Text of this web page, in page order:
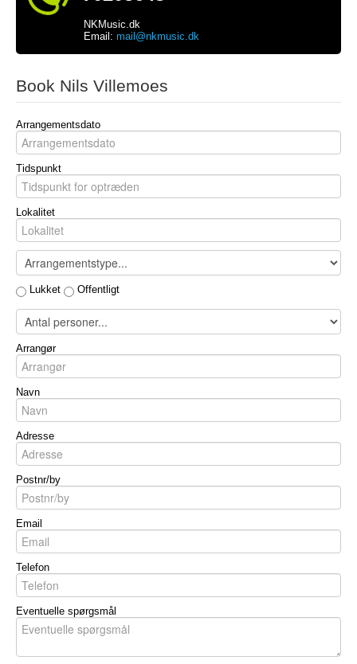
NKMusic.dk
Email: mail@nkmusic.dk
Book Nils Villemoes
Arrangementsdato
Tidspunkt
Lokalitet
Lukket Offentligt
Arrangør
Navn
Adresse
Postnr/by
Email
Telefon
Eventuelle spørgsmål